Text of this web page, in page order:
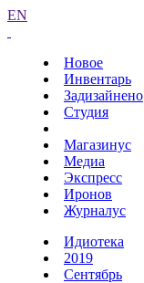
EN
Новое
Инвентарь
Задизайнено
Студия
Магазинус
Медиа
Экспресс
Иронов
Журналус
Идиотека
2019
Сентябрь